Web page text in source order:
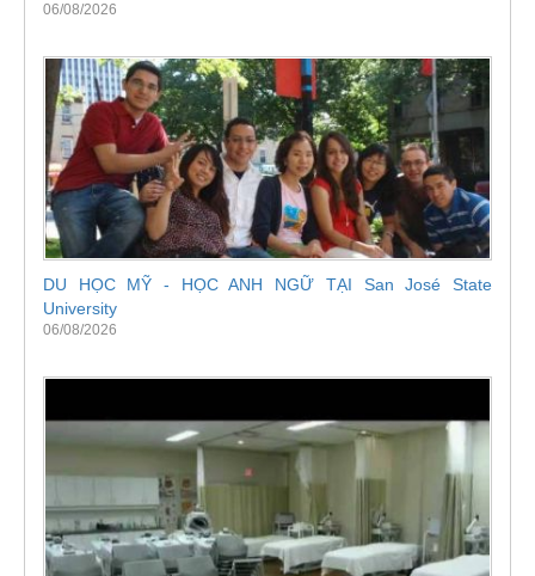
06/08/2026
DU HỌC MỸ - HỌC ANH NGỮ TẠI San José State
University
06/08/2026